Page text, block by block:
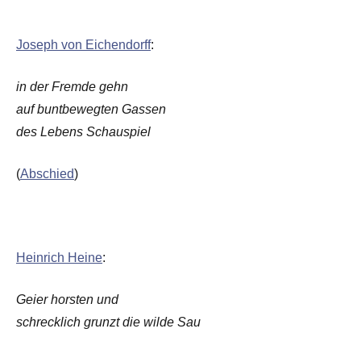
Joseph von Eichendorff:
in der Fremde gehn
auf buntbewegten Gassen
des Lebens Schauspiel
(Abschied)
Heinrich Heine:
Geier horsten und
schrecklich grunzt die wilde Sau